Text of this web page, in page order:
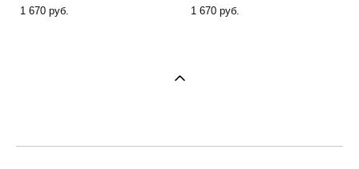
1 670 pуб.
1 670 pуб.